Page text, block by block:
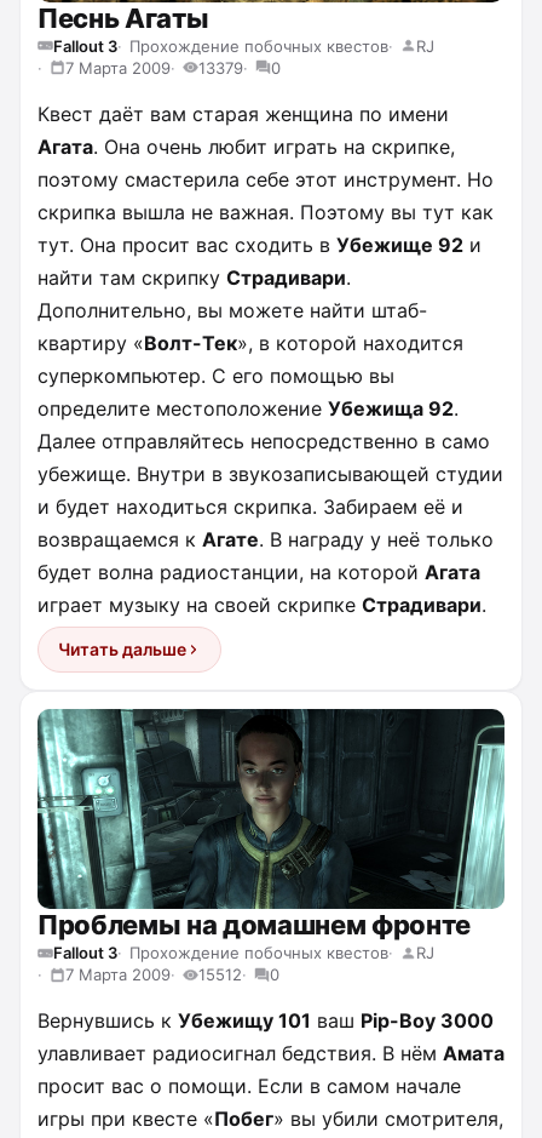
Песнь Агаты
Fallout 3 Прохождение побочных квестов
RJ
7 Марта 2009
13379 0
Квест даёт вам старая женщина по имени
Агата. Она очень любит играть на скрипке,
поэтому смастерила себе этот инструмент. Но
скрипка вышла не важная. Поэтому вы тут как
тут. Она просит вас сходить в Убежище 92 и
найти там скрипку Страдивари.
Дополнительно, вы можете найти штаб-
квартиру «Волт-Тек», в которой находится
суперкомпьютер. С его помощью вы
определите местоположение Убежища 92.
Далее отправляйтесь непосредственно в само
убежище. Внутри в звукозаписывающей студии
и будет находиться скрипка. Забираем её и
возвращаемся к Агате. В награду у неё только
будет волна радиостанции, на которой Агата
играет музыку на своей скрипке Страдивари.
Читать дальше
Проблемы на домашнем фронте
Fallout 3 Прохождение побочных квестов
RJ
7 Марта 2009
15512 0
Вернувшись к Убежищу 101 ваш Pip-Boy 3000
улавливает радиосигнал бедствия. В нём Амата
просит вас о помощи. Если в самом начале
игры при квесте «Побег» вы убили смотрителя,